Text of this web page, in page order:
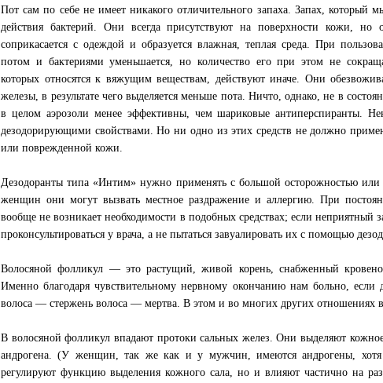
Пот сам по себе не имеет никакого отличительного запаха. Запах, который
действия бактерий. Они всегда присутствуют на поверхности кожи, но
соприкасается с одеждой и образуется влажная, теплая среда. При
потом и бактериями уменьшается, но количество его при этом не
которых относятся к вяжущим веществам, действуют иначе. Они
железы, в результате чего выделяется меньше пота. Ничто, однако, не в
в целом аэрозоли менее эффективны, чем шариковые антиперспиранты.
дезодорирующими свойствами. Но ни одно из этих средств не должно
или поврежденной кожи.
Дезодоранты типа «Интим» нужно применять с большой осторожностью или
женщин они могут вызвать местное раздражение и аллергию. При
вообще не возникает необходимости в подобных средствах; если неприятный
проконсультироваться у врача, а не пытаться завуалировать их с помощью
Волосяной фолликул — это растущий, живой корень, снабженный
Именно благодаря чувствительному нервному окончанию нам больно, если
волоса — стержень волоса — мертва. В этом и во многих других отношениях
В волосяной фолликул впадают протоки сальных желез. Они выделяют
андрогена. (У женщин, так же как и у мужчин, имеются андрогены,
регулируют функцию выделения кожного сала, но и влияют частично на